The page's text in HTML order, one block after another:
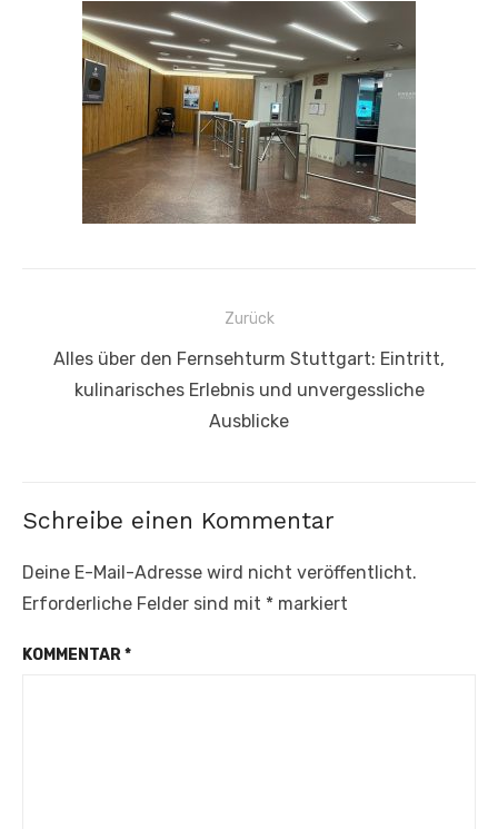
Beitragsnavigation
Zurück
Vorheriger
Beitrag:
Alles über den Fernsehturm Stuttgart: Eintritt,
kulinarisches Erlebnis und unvergessliche
Ausblicke
Schreibe einen Kommentar
Deine E-Mail-Adresse wird nicht veröffentlicht.
Erforderliche Felder sind mit * markiert
KOMMENTAR*